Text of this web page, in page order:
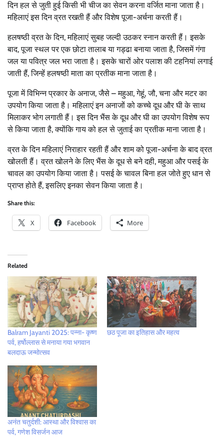
दिन हल से जुती हुई किसी भी चीज का सेवन करना वर्जित माना जाता है।
महिलाएं इस दिन व्रत रखती हैं और विशेष पूजा-अर्चना करती हैं।
हलषष्ठी व्रत के दिन, महिलाएं सुबह जल्दी उठकर स्नान करती हैं। इसके
बाद, पूजा स्थल पर एक छोटा तालाब या गड्ढा बनाया जाता है, जिसमें गंगा
जल या पवित्र जल भरा जाता है। इसके चारों ओर पलाश की टहनियां लगाई
जाती हैं, जिन्हें हलषष्ठी माता का प्रतीक माना जाता है।
पूजा में विभिन्न प्रकार के अनाज, जैसे – महुआ, गेहूं, जौ, चना और मटर का
उपयोग किया जाता है। महिलाएं इन अनाजों को कच्चे दूध और घी के साथ
मिलाकर भोग लगाती हैं। इस दिन भैंस के दूध और घी का उपयोग विशेष रूप
से किया जाता है, क्योंकि गाय को हल से जुताई का प्रतीक माना जाता है।
व्रत के दिन महिलाएं निराहार रहती हैं और शाम को पूजा-अर्चना के बाद व्रत
खोलती हैं। व्रत खोलने के लिए भैंस के दूध से बने दही, महुआ और पसई के
चावल का उपयोग किया जाता है। पसई के चावल बिना हल जोते हुए धान से
प्राप्त होते हैं, इसलिए इनका सेवन किया जाता है।
Share this:
X Facebook More
Related
Balram Jayanti 2025: पन्ना- कृष्ण
पर्व, हर्षोल्लास से मनाया गया भगवान
बलदाऊ जन्मोत्सव
छठ पूजा का इतिहास और महत्व
अनंत चतुर्दशी: आस्था और विश्वास का
पर्व, गणेश विसर्जन आज